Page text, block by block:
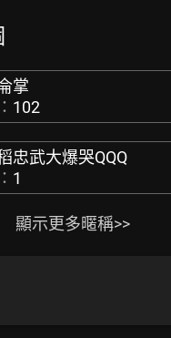
掌
102
忠武大爆哭QQQ
1
顯示更多暱稱>>